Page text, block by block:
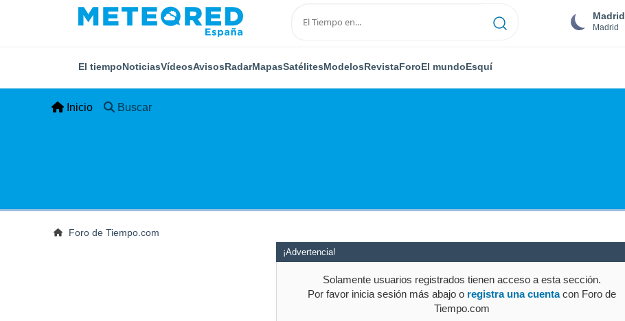
Madrid
Madrid
El tiempoNoticiasVídeosAvisosRadarMapasSatélitesModelosRevistaForoEl mundoEsquí
Inicio Buscar
Foro de Tiempo.com
¡Advertencia!
Solamente usuarios registrados tienen acceso a esta sección.
Por favor inicia sesión más abajo o registra una cuentacon Foro de
Tiempo.com